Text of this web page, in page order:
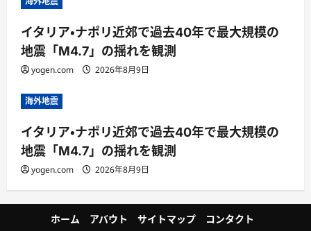
イタリア・ナポリ近郊で過去40年で最大規模の
地震「M4.7」の揺れを観測
yogen.com 2026年8月9日
海外地震
イタリア・ナポリ近郊で過去40年で最大規模の
地震「M4.7」の揺れを観測
yogen.com 2026年8月9日
ホーム アバウト サイトマップ コンタクト